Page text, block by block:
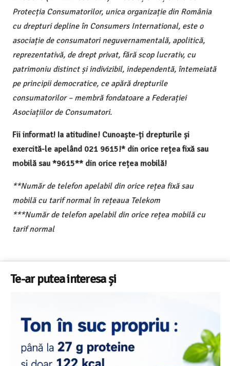
Protecția Consumatorilor, unica organizație din România
cu drepturi depline în Consumers International, este o
asociație de consumatori neguvernamentală, apolitică,
reprezentativă, de drept privat, fără scop lucrativ, cu
patrimoniu distinct și indivizibil, independentă, întemeiată
pe principii democratice, ce apără drepturile
consumatorilor – membră fondatoare a Federației
Asociațiilor de Consumatori.
Fii informat! Ia atitudine! Cunoaște-ți drepturile și
exercită-le apelând 021 9615!* din orice rețea fixă sau
mobilă sau *9615** din orice rețea mobilă!
**Număr de telefon apelabil din orice rețea fixă sau
mobilă cu tarif normal în rețeaua Telekom
***Număr de telefon apelabil din orice rețea mobilă cu
tarif normal
Te-ar putea interesa și